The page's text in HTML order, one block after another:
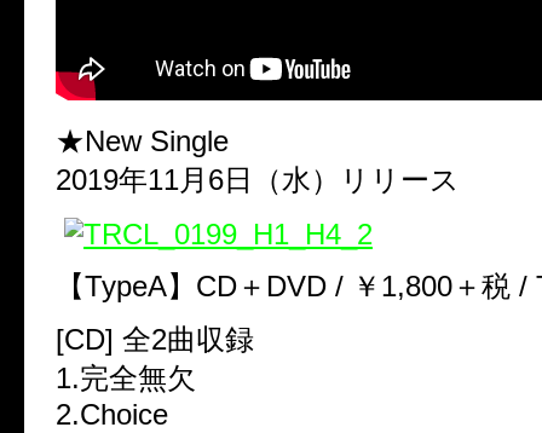
★New Single
2019年11月6日（水）リリース
【TypeA】CD＋DVD / ￥1,800＋税 /
[CD] 全2曲収録
1.完全無欠
2.Choice